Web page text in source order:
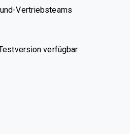
Vertriebsteams
verfügbar